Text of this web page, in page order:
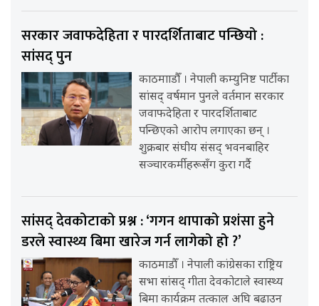
सरकार जवाफदेहिता र पारदर्शिताबाट पन्छियो :
सांसद् पुन
काठमााडौँ । नेपाली कम्युनिष्ट पार्टीका
सांसद् वर्षमान पुनले वर्तमान सरकार
जवाफदेहिता र पारदर्शिताबाट
पन्छिएको आरोप लगाएका छन् ।
शुक्रबार संघीय संसद् भवनबाहिर
सञ्चारकर्मीहरूसँग कुरा गर्दै
सांसद् देवकोटाको प्रश्न : ‘गगन थापाको प्रशंसा हुने
डरले स्वास्थ्य बिमा खारेज गर्न लागेको हो ?’
काठमाडौँ । नेपाली कांग्रेसका राष्ट्रिय
सभा सांसद् गीता देवकोटाले स्वास्थ्य
बिमा कार्यक्रम तत्काल अघि बढाउन